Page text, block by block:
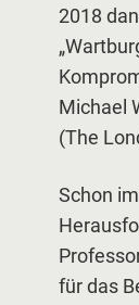
2018
Michael
(The
Schon
für das